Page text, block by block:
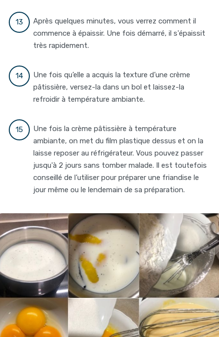
Après quelques minutes, vous verrez comment il
commence à épaissir. Une fois démarré, il s'épaissit
très rapidement.
Une fois qu’elle a acquis la texture d’une crème
pâtissière, versez-la dans un bol et laissez-la
refroidir à température ambiante.
Une fois la crème pâtissière à température
ambiante, on met du film plastique dessus et on la
laisse reposer au réfrigérateur. Vous pouvez passer
jusqu'à 2 jours sans tomber malade. Il est toutefois
conseillé de l’utiliser pour préparer une friandise le
jour même ou le lendemain de sa préparation.